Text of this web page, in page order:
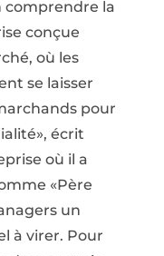
comprendre la
conçue
où les
se laisser
pour
écrit
où il a
«Père
un
à virer. Pour